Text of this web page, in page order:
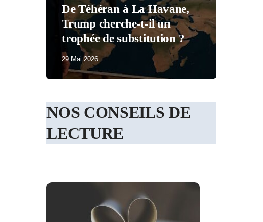
De Téhéran à La Havane,
Trump cherche-t-il un
trophée de substitution ?
29 Mai 2026
NOS CONSEILS DE
LECTURE